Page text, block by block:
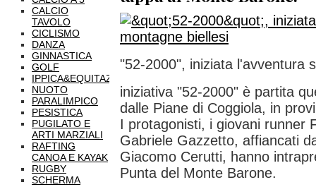
CALCIO
TAVOLO
CICLISMO
DANZA
GINNASTICA
GOLF
IPPICA&EQUITAZIONE
NUOTO
PARALIMPICO
PESISTICA
PUGILATO E
ARTI MARZIALI
RAFTING
CANOA E KAYAK
RUGBY
SCHERMA
"52-2000", iniziata l'avventura
iniziativa "52-2000" è partita
dalle Piane di Coggiola, in
I protagonisti, i giovani runner
Gabriele Gazzetto, affiancati
Giacomo Cerutti, hanno
Punta del Monte Barone.